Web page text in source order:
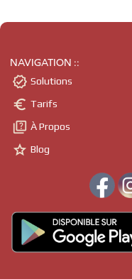
NAVIGATION ::
 Solutions
 Tarifs
 À Propos
 Blog